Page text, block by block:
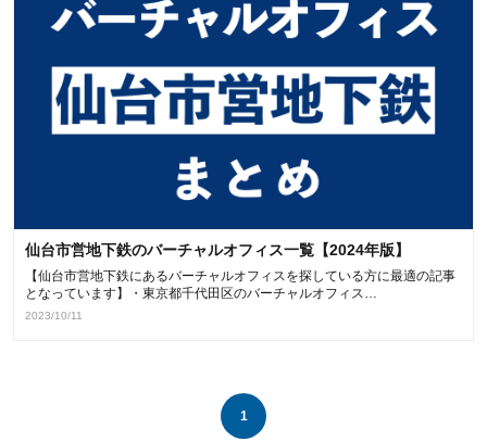
仙台市営地下鉄のバーチャルオフィス一覧【2024年版】
【仙台市営地下鉄にあるバーチャルオフィスを探している方に最適の記事
となっています】・東京都千代田区のバーチャルオフィス…
2023/10/11
1